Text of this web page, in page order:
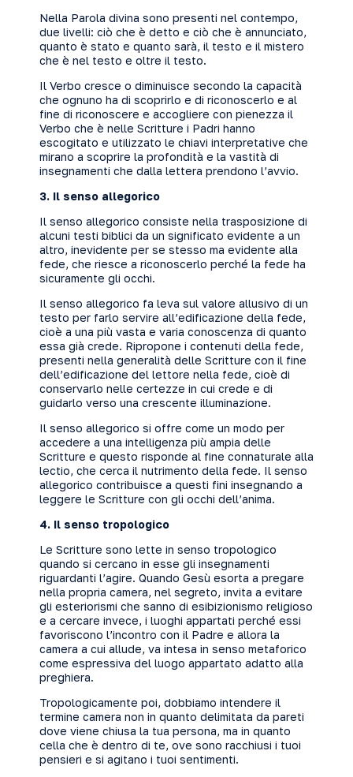
Nella Parola divina sono presenti nel contempo,
due livelli: ciò che è detto e ciò che è annunciato,
quanto è stato e quanto sarà, il testo e il mistero
che è nel testo e oltre il testo.
Il Verbo cresce o diminuisce secondo la capacità
che ognuno ha di scoprirlo e di riconoscerlo e al
fine di riconoscere e accogliere con pienezza il
Verbo che è nelle Scritture i Padri hanno
escogitato e utilizzato le chiavi interpretative che
mirano a scoprire la profondità e la vastità di
insegnamenti che dalla lettera prendono l’avvio.
3. Il senso allegorico
Il senso allegorico consiste nella trasposizione di
alcuni testi biblici da un significato evidente a un
altro, inevidente per se stesso ma evidente alla
fede, che riesce a riconoscerlo perché la fede ha
sicuramente gli occhi.
Il senso allegorico fa leva sul valore allusivo di un
testo per farlo servire all’edificazione della fede,
cioè a una più vasta e varia conoscenza di quanto
essa già crede. Ripropone i contenuti della fede,
presenti nella generalità delle Scritture con il fine
dell’edificazione del lettore nella fede, cioè di
conservarlo nelle certezze in cui crede e di
guidarlo verso una crescente illuminazione.
Il senso allegorico si offre come un modo per
accedere a una intelligenza più ampia delle
Scritture e questo risponde al fine connaturale alla
lectio, che cerca il nutrimento della fede. Il senso
allegorico contribuisce a questi fini insegnando a
leggere le Scritture con gli occhi dell’anima.
4. Il senso tropologico
Le Scritture sono lette in senso tropologico
quando si cercano in esse gli insegnamenti
riguardanti l’agire. Quando Gesù esorta a pregare
nella propria camera, nel segreto, invita a evitare
gli esteriorismi che sanno di esibizionismo religioso
e a cercare invece, i luoghi appartati perché essi
favoriscono l’incontro con il Padre e allora la
camera a cui allude, va intesa in senso metaforico
come espressiva del luogo appartato adatto alla
preghiera.
Tropologicamente poi, dobbiamo intendere il
termine camera non in quanto delimitata da pareti
dove viene chiusa la tua persona, ma in quanto
cella che è dentro di te, ove sono racchiusi i tuoi
pensieri e si agitano i tuoi sentimenti.